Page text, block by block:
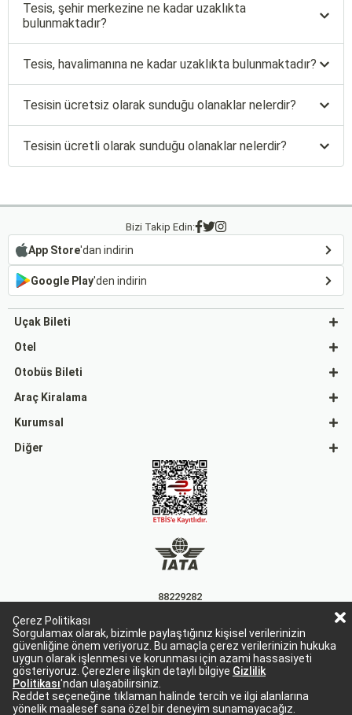
Çerez Politikası
Sorgulamax olarak, bizimle paylaştığınız kişisel verilerinizin
güvenliğine önem veriyoruz. Bu amaçla çerez verilerinizin hukuka
uygun olarak işlenmesi ve korunması için azami hassasiyeti
gösteriyoruz. Çerezlere ilişkin detaylı bilgiye Gizlilik
Politikası'ndan ulaşabilirsiniz.
Reddet seçeneğine tıklaman halinde tercih ve ilgi alanlarına
yönelik maalesef sana özel bir deneyim sunamayacağız.
Tesis, şehir merkezine ne kadar uzaklıkta
bulunmaktadır?
Tesis, havalimanına ne kadar uzaklıkta bulunmaktadır?
Tesisin ücretsiz olarak sunduğu olanaklar nelerdir?
Tesisin ücretli olarak sunduğu olanaklar nelerdir?
Bizi Takip Edin:
App Store'dan indirin
Google Play'den indirin
Uçak Bileti
Otel
Otobüs Bileti
Araç Kiralama
Kurumsal
Diğer
88229282
15863
Sorgulamax Turizim, TURSAB Belge No: 15863